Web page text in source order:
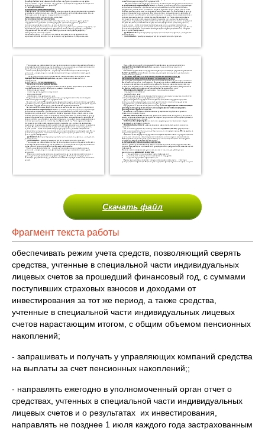
Скачать файл
Фрагмент текста работы
обеспечивать режим учета средств, позволяющий сверять
средства, учтенные в специальной части индивидуальных
лицевых счетов за прошедший финансовый год, с суммами
поступивших страховых взносов и доходами от
инвестирования за тот же период, а также средства,
учтенные в специальной части индивидуальных лицевых
счетов нарастающим итогом, с общим объемом пенсионных
накоплений;
- запрашивать и получать у управляющих компаний средства
на выплаты за счет пенсионных накоплений;;
- направлять ежегодно в уполномоченный орган отчет о
средствах, учтенных в специальной части индивидуальных
лицевых счетов и о результатах их инвестирования,
направлять не позднее 1 июля каждого года застрахованным